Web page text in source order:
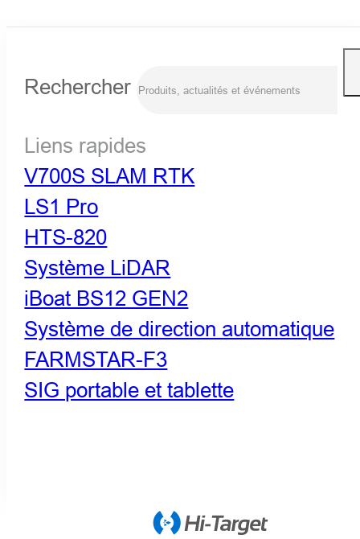
Rechercher
Liens rapides
V700S SLAM RTK
LS1 Pro
HTS-820
Système LiDAR
iBoat BS12 GEN2
Système de direction automatique
FARMSTAR-F3
SIG portable et tablette